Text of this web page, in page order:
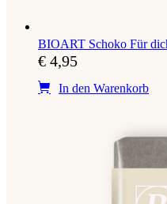
BIOART Schoko Für
€ 4,95
In den Warenkorb